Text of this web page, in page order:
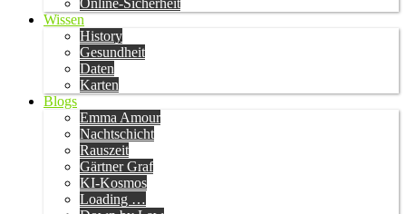
Online-Sicherheit
Wissen
History
Gesundheit
Daten
Karten
Blogs
Emma Amour
Nachtschicht
Rauszeit
Gärtner Graf
KI-Kosmos
Loading …